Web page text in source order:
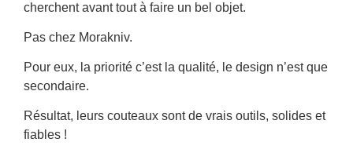
cherchent avant tout à faire un bel objet.
Pas chez Morakniv.
Pour eux, la priorité c’est la qualité, le design n’est que
secondaire.
Résultat, leurs couteaux sont de vrais outils, solides et
fiables !